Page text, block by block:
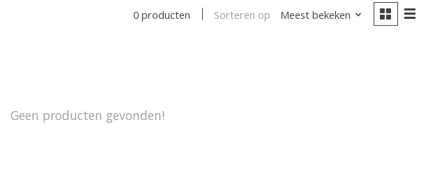
0 producten Sorteren op Meest bekeken
Geen producten gevonden!